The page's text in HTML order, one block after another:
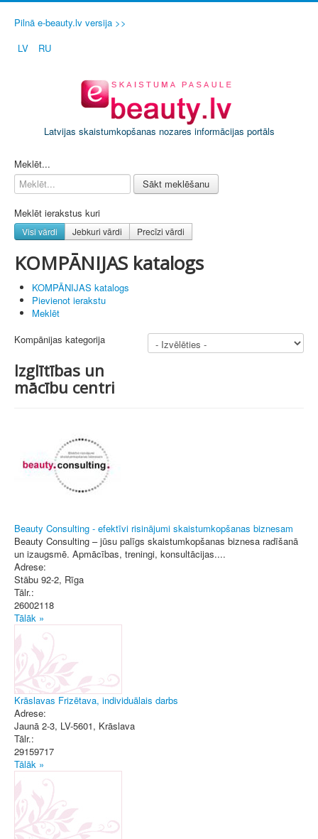
Pilnā e-beauty.lv versija >>
LV
RU
Latvijas skaistumkopšanas nozares informācijas portāls
Meklēt...
Sākt meklēšanu
Meklēt ierakstus kuri
Visi vārdi Jebkuri vārdi Precīzi vārdi
KOMPĀNIJAS katalogs
KOMPĀNIJAS katalogs
Pievienot ierakstu
Meklēt
Kompānijas kategorija
Izglītības un
mācību centri
Beauty Consulting - efektīvi risinājumi skaistumkopšanas biznesam
Beauty Consulting – jūsu palīgs skaistumkopšanas biznesa radīšanā
un izaugsmē. Apmācības, treningi, konsultācijas....
Adrese:
Stābu 92-2, Rīga
Tālr.:
26002118
Tālāk »
Krāslavas Frizētava, individuālais darbs
Adrese:
Jaunā 2-3, LV-5601, Krāslava
Tālr.:
29159717
Tālāk »